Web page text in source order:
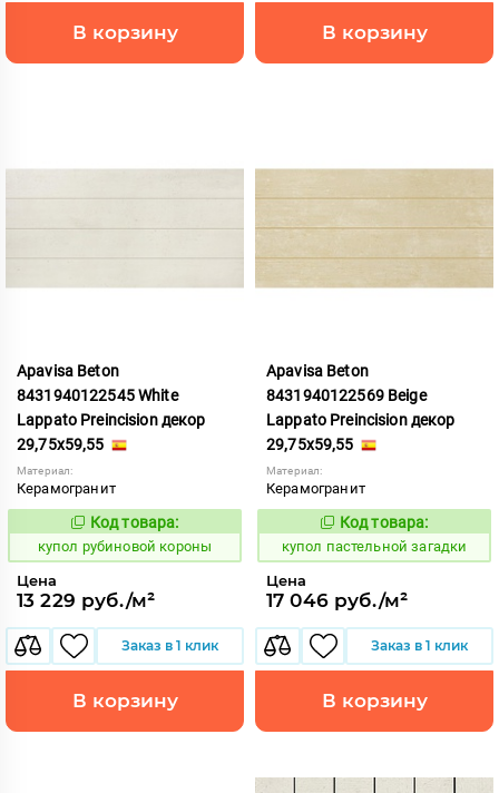
В корзину В корзину
Apavisa Beton
8431940122545 White
Lappato Preincision декор
29,75x59,55
Материал:
Керамогранит
853663
Код товара:
купол рубиновой короны
Цена
13 229 руб./м²
Заказ в 1 клик
В корзину
Apavisa Beton
8431940122569 Beige
Lappato Preincision декор
29,75x59,55
Материал:
Керамогранит
852402
Код товара:
купол пастельной загадки
Цена
17 046 руб./м²
Заказ в 1 клик
В корзину